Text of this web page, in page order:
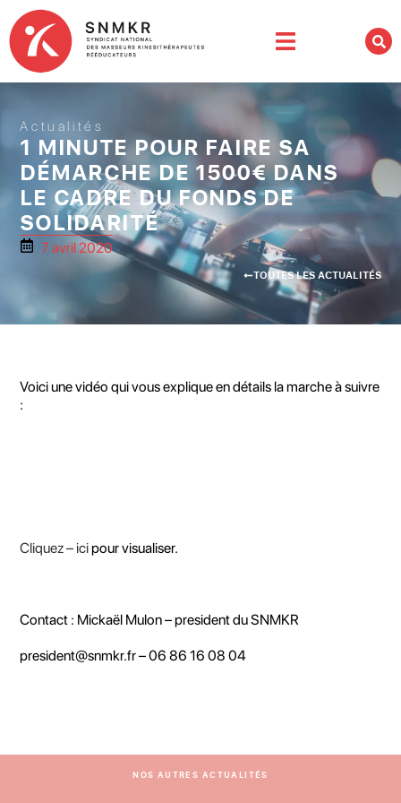
Actualités
1 MINUTE POUR FAIRE SA
DÉMARCHE DE 1500€ DANS
LE CADRE DU FONDS DE
SOLIDARITÉ
7 avril 2020
TOUTES LES ACTUALITÉS
Voici une vidéo qui vous explique en détails la marche à suivre
:
Cliquez – icipour visualiser.
Contact : Mickaël Mulon – president du SNMKR
president@snmkr.fr – 06 86 16 08 04
NOS AUTRES ACTUALITÉS